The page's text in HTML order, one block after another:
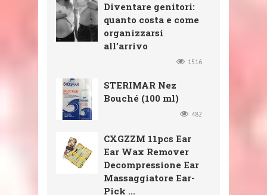
Diventare genitori:
quanto costa e come
organizzarsi
all’arrivo
1516
STERIMAR Nez
Bouché (100 ml)
482
CXGZZM 11pcs Ear
Ear Wax Remover
Decompressione Ear
Massaggiatore Ear-
Pick ...